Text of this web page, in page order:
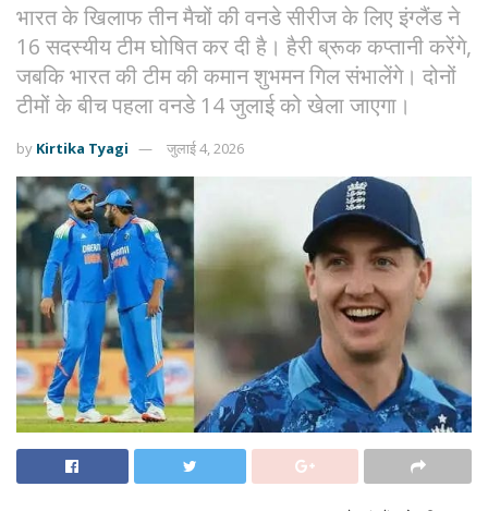
भारत के खिलाफ तीन मैचों की वनडे सीरीज के लिए इंग्लैंड ने
16 सदस्यीय टीम घोषित कर दी है। हैरी ब्रूक कप्तानी करेंगे,
जबकि भारत की टीम की कमान शुभमन गिल संभालेंगे। दोनों
टीमों के बीच पहला वनडे 14 जुलाई को खेला जाएगा।
by Kirtika Tyagi जुलाई 4, 2026